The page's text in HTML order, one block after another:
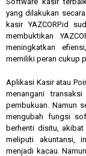
yang dilakukan
kasir YAZCORP.id
membuktikan
meningkatkan
memiliki peran cukup
Aplikasi Kasir atau
menangani
pembukuan. Namun
mengubah fungsi
berhenti disitu,
meliputi akuntansi,
menjadi kacau.